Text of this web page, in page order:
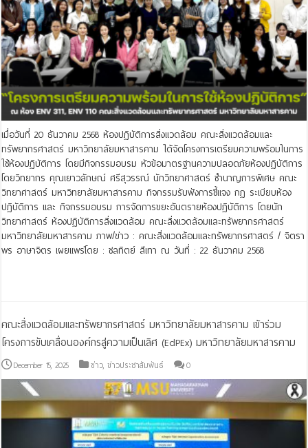
เมื่อวันที่ 20 ธันวาคม 2568 ห้องปฏิบัติการสิ่งแวดล้อม คณะสิ่งแวดล้อมและ
ทรัพยากรศาสตร์ มหาวิทยาลัยมหาสารคาม ได้จัดโครงการเตรียมความพร้อมในการ
ใช้ห้องปฏิบัติการ โดยมีกิจกรรมอบรม หัวข้อมาตรฐานความปลอดภัยห้องปฏิบัติการ
โดยวิทยากร คุณเยาวลักษณ์ ศรีสุวรรณ์ นักวิทยาศาสตร์ ชำนาญการพิเศษ คณะ
วิทยาศาสตร์ มหาวิทยาลัยมหาสารคาม กิจกรรมรับฟังการชี้แจง กฎ ระเบียบห้อง
ปฏิบัติการ และ กิจกรรมอบรม การจัดการขยะอันตรายห้องปฏิบัติการ โดยนัก
วิทยาศาสตร์ ห้องปฏิบัติการสิ่งแวดล้อม คณะสิ่งแวดล้อมและทรัพยากรศาสตร์
มหาวิทยาลัยมหาสารคาม ภาพ/ข่าว : คณะสิ่งแวดล้อมและทรัพยากรศาสตร์ / จิตรา
พร อาษาจิตร เผยแพร่โดย : ชลทิตย์ สีเทา ณ วันที่ : 22 ธันวาคม 2568
คณะสิ่งแวดล้อมและทรัพยากรศาสตร์ มหาวิทยาลัยมหาสารคาม เข้าร่วม
โครงการขับเคลื่อนองค์กรสู่ความเป็นเลิศ (EdPEx) มหาวิทยาลัยมหาสารคาม
December 15, 2025 ข่าว,ข่าวประชาสัมพันธ์ 0